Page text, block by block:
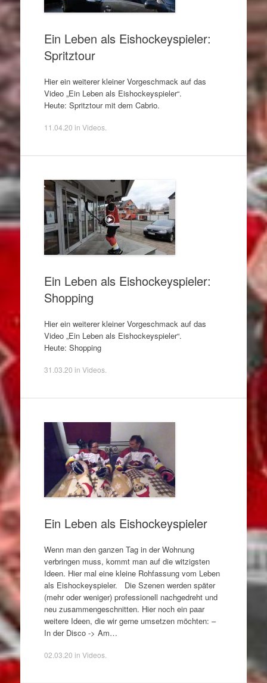
Ein Leben als Eishockeyspieler:
Spritztour
Hier ein weiterer kleiner Vorgeschmack auf das
Video „Ein Leben als Eishockeyspieler“.
Heute: Spritztour mit dem Cabrio.
11.04.20 in Videos.
Ein Leben als Eishockeyspieler:
Shopping
Hier ein weiterer kleiner Vorgeschmack auf das
Video „Ein Leben als Eishockeyspieler“.
Heute: Shopping
31.03.20 in Videos.
Ein Leben als Eishockeyspieler
Wenn man den ganzen Tag in der Wohnung
verbringen muss, kommt man auf die witzigsten
Ideen. Hier mal eine kleine Rohfassung vom Leben
als Eishockeyspieler. Die Szenen werden später
(mehr oder weniger) professionell nachgedreht und
neu zusammengeschnitten. Hier noch ein paar
weitere Ideen, die wir gerne umsetzen möchten: –
In der Disco -> Am…
02.03.20 in Videos.